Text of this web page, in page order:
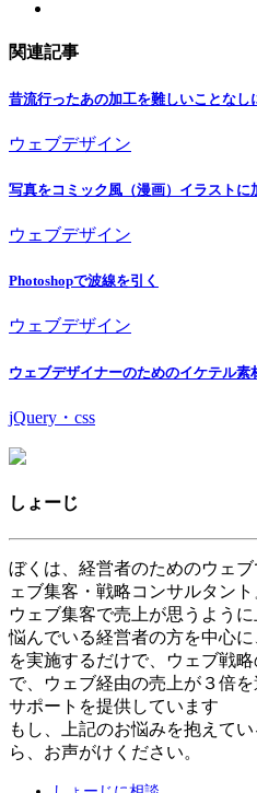
関連記事
昔流行ったあの加工を難しいことなし
ウェブデザイン
写真をコミック風（漫画）イラストに
ウェブデザイン
Photoshopで波線を引く
ウェブデザイン
ウェブデザイナーのためのイケテル素
jQuery・css
しょーじ
ぼくは、経営者のためのウェ
ェブ集客・戦略コンサルタン
ウェブ集客で売上が思うよう
悩んでいる経営者の方を中心
を実施するだけで、ウェブ戦
で、ウェブ経由の売上が３倍を
サポートを提供しています
もし、上記のお悩みを抱えて
ら、お声がけください。